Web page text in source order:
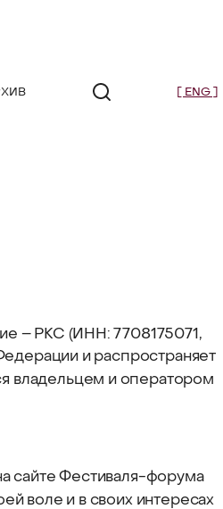
[ ENG ]
– РКС (ИНН: 7708175071,
и распространяет
владельцем и оператором
сайте Фестиваля-форума
воле и в своих интересах